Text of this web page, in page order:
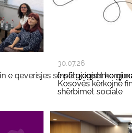
e qeverisjes së përgjegjshme
30.07.26
Institucionet
Kosovës kërkojnë
shërbimet sociale